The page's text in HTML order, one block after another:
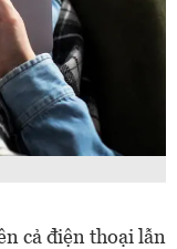
cả điện thoại lẫn